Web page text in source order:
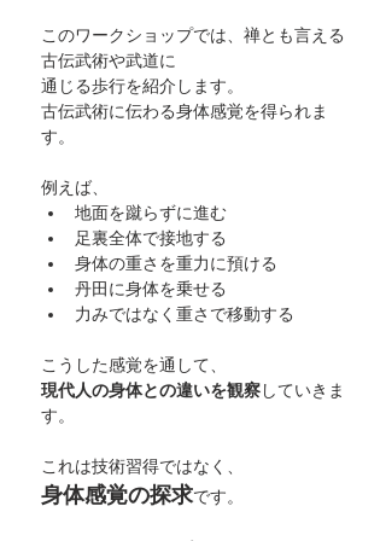
このワークショップでは、禅とも言える
古伝武術や武道に
通じる歩行を紹介します。
古伝武術に伝わる身体感覚を得られま
す。
例えば、
地面を蹴らずに進む
足裏全体で接地する
身体の重さを重力に預ける
丹田に身体を乗せる
力みではなく重さで移動する
こうした感覚を通して、
現代人の身体との違いを観察 していきま
す。
これは技術習得ではなく、
身体感覚の探求です。